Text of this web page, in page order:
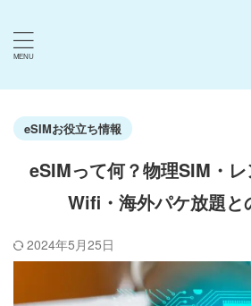
eSIMお役立ち情報
eSIMって何？物理SIM・
Wifi・海外パケ放題と
2024年5月25日